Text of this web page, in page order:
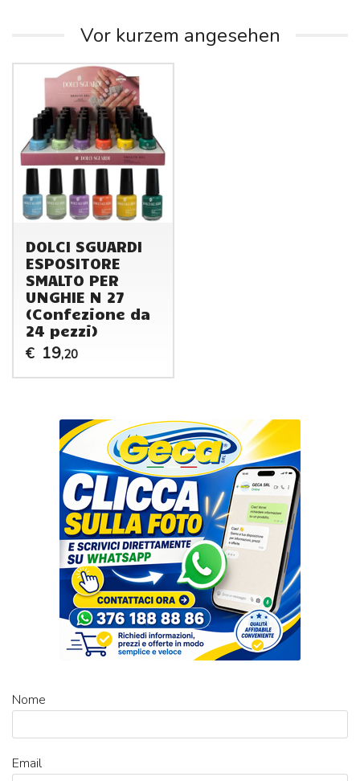
Vor kurzem angesehen
DOLCI SGUARDI
ESPOSITORE
SMALTO PER
UNGHIE N 27
(Confezione da
24 pezzi)
€ 19,20
Nome
Email